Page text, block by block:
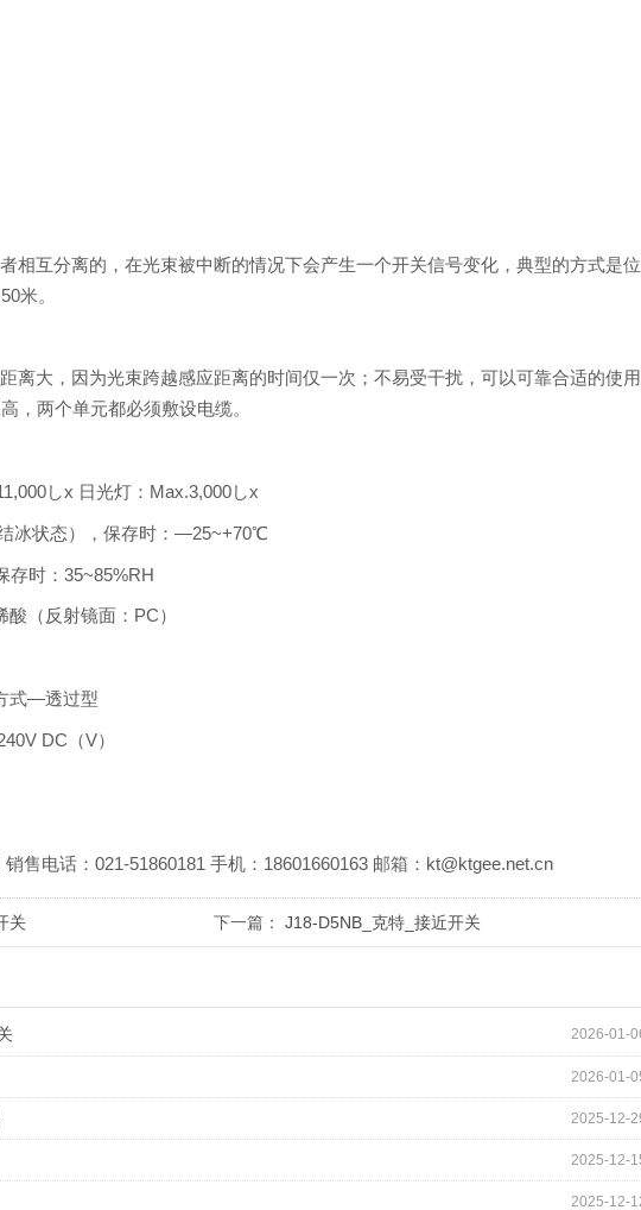
相互分离的，在光束被中断的情况下会产生一个开关信号变化，典型的方式是位
米。
离大，因为光束跨越感应距离的时间仅一次；不易受干扰，可以可靠合适的使用
，两个单元都必须敷设电缆。
しx 日光灯：Max.3,000しx
冰状态），保存时：—25~+70℃
时：35~85%RH
（反射镜面：PC）
式—透过型
DC（V）
售电话：021-51860181 手机：18601660163 邮箱：kt@ktgee.net.cn
关 下一篇：J18-D5NB_克特_接近开关
2026-01-
2026-01-
2025-12-
2025-12-
2025-12-